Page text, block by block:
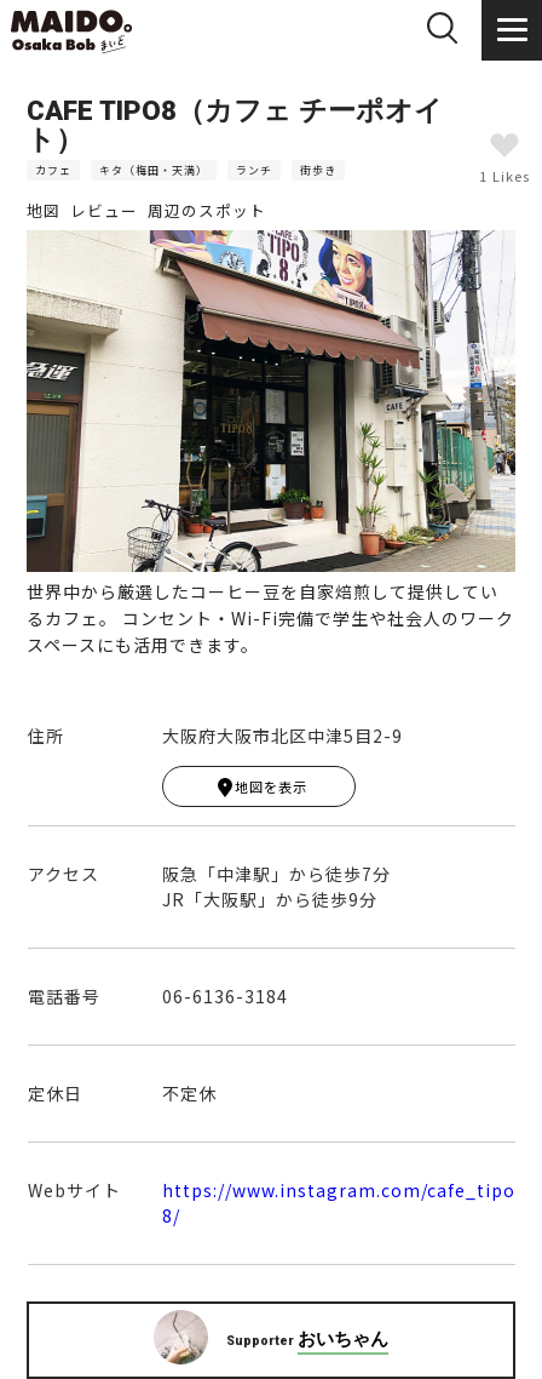
CAFE TIPO8（カフェ チーポオイ
ト）
1 Likes
カフェ キタ（梅田・天満） ランチ 街歩き
地図 レビュー 周辺のスポット
世界中から厳選したコーヒー豆を自家焙煎して提供してい
るカフェ。 コンセント・Wi-Fi完備で学生や社会人のワーク
スペースにも活用できます。
住所 大阪府大阪市北区中津5目2-9
+
−
Leaflet|© MapTiler © OpenStreetMap contribut
地図を表示
アクセス
阪急「中津駅」から徒歩7分
JR「大阪駅」から徒歩9分
電話番号 06-6136-3184
定休日 不定休
Webサイト
https://www.instagram.com/cafe_tipo
8/
Supporter おいちゃん